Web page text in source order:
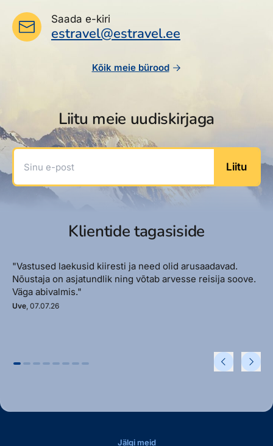
Saada e-kiri
estravel@estravel.ee
Kõik meie bürood
Liitu meie uudiskirjaga
Sinu e-post
Liitu
Klientide tagasiside
"Vastused laekusid kiiresti ja need olid arusaadavad.
Nõustaja on asjatundlik ning võtab arvesse reisija soove.
Väga abivalmis."
Uve, 07.07.26
Jälgi meid